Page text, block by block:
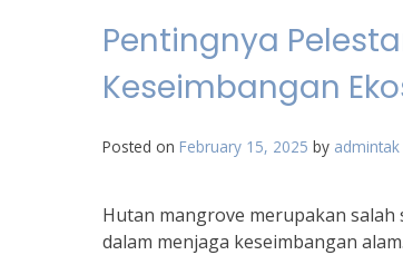
Pentingnya
Keseimbangan
Posted on February 15, 2025 by admintak
Hutan mangrove merupakan
dalam menjaga keseimbangan